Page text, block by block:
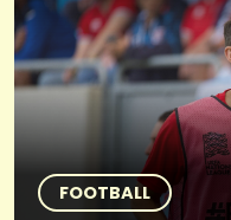
FOOTBALL